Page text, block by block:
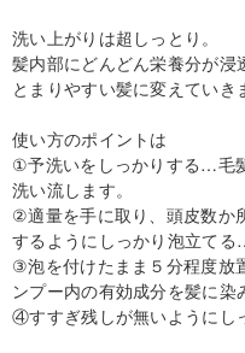
洗い上がりは超しっとり。
髪内部にどんどん栄養分が浸
とまりやすい髪に変えていき
使い方のポイントは
①予洗いをしっかりする…毛
洗い流します。
②適量を手に取り、頭皮数か
するようにしっかり泡立てる
③泡を付けたまま５分程度放
ンプー内の有効成分を髪に染
④すすぎ残しが無いようにし